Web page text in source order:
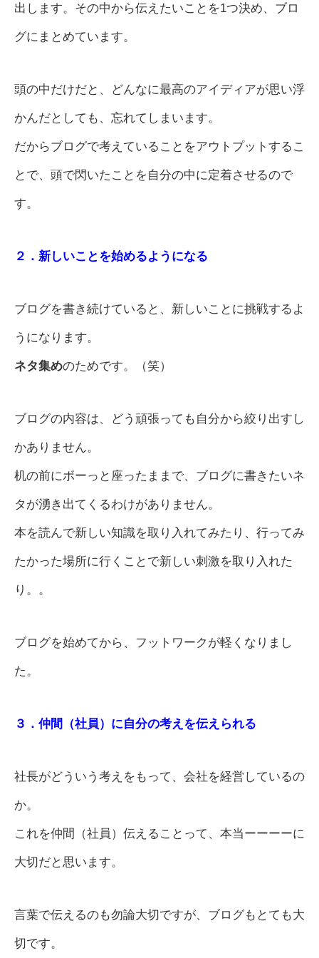
出します。その中から伝えたいことを1つ決め、ブロ
グにまとめています。
頭の中だけだと、どんなに最高のアイディアが思い浮
かんだとしても、忘れてしまいます。
だからブログで考えていることをアウトプットするこ
とで、頭で閃いたことを自分の中に定着させるので
す。
２．新しいことを始めるようになる
ブログを書き続けていると、新しいことに挑戦するよ
うになります。
ネタ集めのためです。（笑）
ブログの内容は、どう頑張っても自分から絞り出すし
かありません。
机の前にボーっと座ったままで、ブログに書きたいネ
タが湧き出てくるわけがありません。
本を読んで新しい知識を取り入れてみたり、行ってみ
たかった場所に行くことで新しい刺激を取り入れた
り。。
ブログを始めてから、フットワークが軽くなりまし
た。
３．仲間（社員）に自分の考えを伝えられる
社長がどういう考えをもって、会社を経営しているの
か。
これを仲間（社員）伝えることって、本当ーーーーに
大切だと思います。
言葉で伝えるのも勿論大切ですが、ブログもとても大
切です。